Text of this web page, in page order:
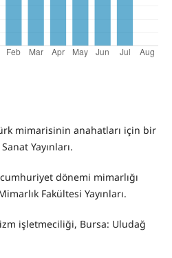
mimarisinin anahatları için bir
Yayınları.
dönemi mimarlığı
Fakültesi Yayınları.
işletmeciliği, Bursa: Uludağ